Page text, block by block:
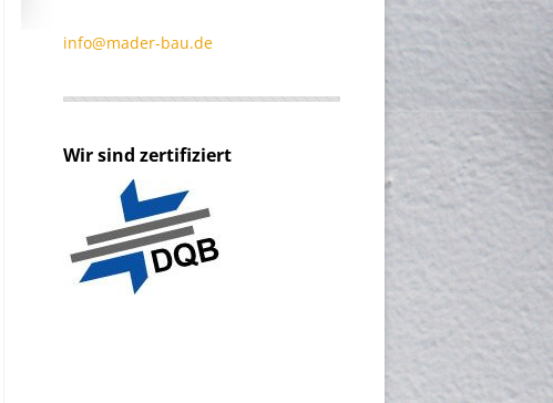
info@mader-bau.de
Wir sind zertifiziert